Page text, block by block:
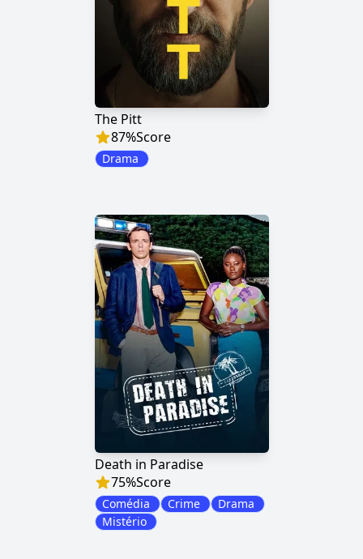
The Pitt
87%Score
Drama
Death in Paradise
75%Score
Comédia Crime
Drama
Mistério